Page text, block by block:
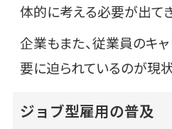
体的に考える必要が出て
企業もまた、従業員のキ
要に迫られているのが現状
ジョブ型雇用の普及